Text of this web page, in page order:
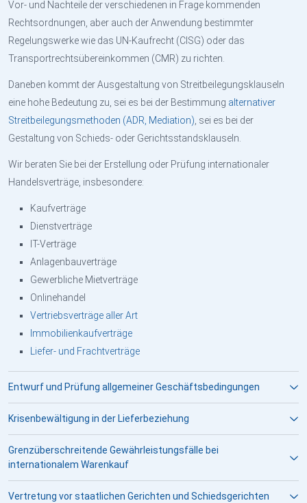
Vor- und Nachteile der verschiedenen in Frage kommenden
Rechtsordnungen, aber auch der Anwendung bestimmter
Regelungswerke wie das UN-Kaufrecht (CISG) oder das
Transportrechtsübereinkommen (CMR) zu richten.
Daneben kommt der Ausgestaltung von Streitbeilegungsklauseln
eine hohe Bedeutung zu, sei es bei der Bestimmung alternativer
Streitbeilegungsmethoden (ADR, Mediation), sei es bei der
Gestaltung von Schieds- oder Gerichtsstandsklauseln.
Wir beraten Sie bei der Erstellung oder Prüfung internationaler
Handelsverträge, insbesondere:
Kaufverträge
Dienstverträge
IT-Verträge
Anlagenbauverträge
Gewerbliche Mietverträge
Onlinehandel
Vertriebsverträge aller Art
Immobilienkaufverträge
Liefer- und Frachtverträge
Entwurf und Prüfung allgemeiner Geschäftsbedingungen
Krisenbewältigung in der Lieferbeziehung
Grenzüberschreitende Gewährleistungsfälle bei
internationalem Warenkauf
Vertretung vor staatlichen Gerichten und Schiedsgerichten